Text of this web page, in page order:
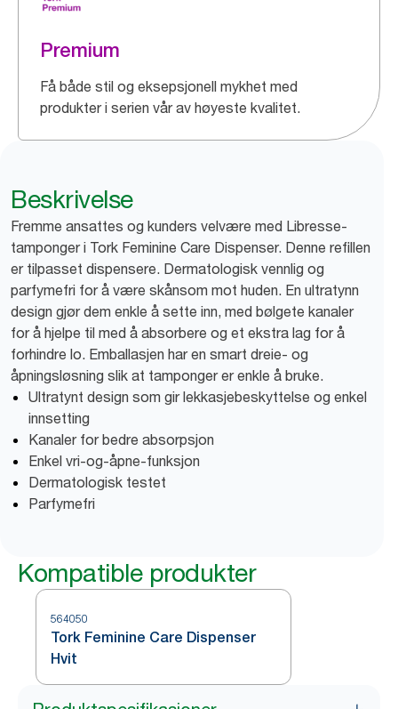
Premium
Få både stil og eksepsjonell mykhet med
produkter i serien vår av høyeste kvalitet.
Beskrivelse
Fremme ansattes og kunders velvære med Libresse-
tamponger i Tork Feminine Care Dispenser. Denne refillen
er tilpasset dispensere. Dermatologisk vennlig og
parfymefri for å være skånsom mot huden. En ultratynn
design gjør dem enkle å sette inn, med bølgete kanaler
for å hjelpe til med å absorbere og et ekstra lag for å
forhindre lo. Emballasjen har en smart dreie- og
åpningsløsning slik at tamponger er enkle å bruke.
Ultratynt design som gir lekkasjebeskyttelse og enkel
innsetting
Kanaler for bedre absorpsjon
Enkel vri-og-åpne-funksjon
Dermatologisk testet
Parfymefri
Kompatible produkter
564050
Tork Feminine Care Dispenser
Hvit